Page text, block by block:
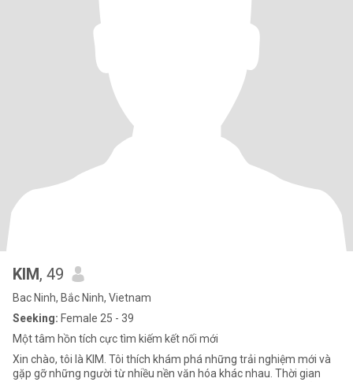
KIM, 49
Bac Ninh, Bắc Ninh, Vietnam
Seeking: Female 25 - 39
Một tâm hồn tích cực tìm kiếm kết nối mới
Xin chào, tôi là KIM. Tôi thích khám phá những trải nghiệm mới và
gặp gỡ những người từ nhiều nền văn hóa khác nhau. Thời gian